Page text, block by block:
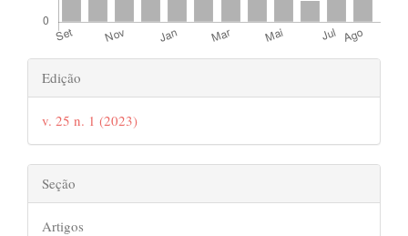
Detalhes
do
artigo
Edição
v. 25 n. 1 (2023)
Seção
Artigos